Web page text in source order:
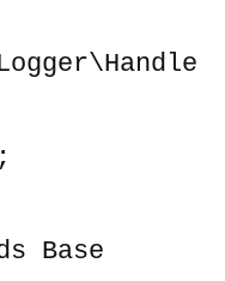
Base